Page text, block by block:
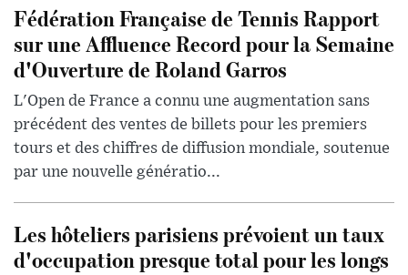
Fédération Française de Tennis Rapport
sur une Affluence Record pour la Semaine
d'Ouverture de Roland Garros
L'Open de France a connu une augmentation sans
précédent des ventes de billets pour les premiers
tours et des chiffres de diffusion mondiale, soutenue
par une nouvelle génératio...
Les hôteliers parisiens prévoient un taux
d'occupation presque total pour les longs